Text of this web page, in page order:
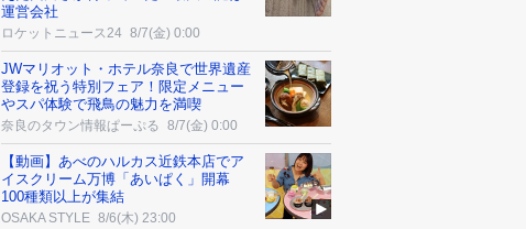
運営会社
ロケットニュース24 8/7(金) 0:00
JWマリオット・ホテル奈良で世界遺産
登録を祝う特別フェア！限定メニュー
やスパ体験で飛鳥の魅力を満喫
奈良のタウン情報ぱーぷる 8/7(金) 0:00
【動画】あべのハルカス近鉄本店でア
イスクリーム万博「あいぱく」開幕
100種類以上が集結
OSAKA STYLE 8/6(木) 23:00